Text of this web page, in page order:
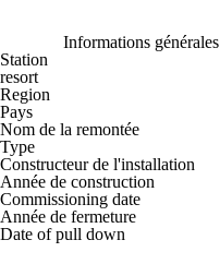
Informations générales
Station
resort
Region
Pays
Nom de la remontée
Type
Constructeur de l'installation
Année de construction
Commissioning date
Année de fermeture
Date of pull down